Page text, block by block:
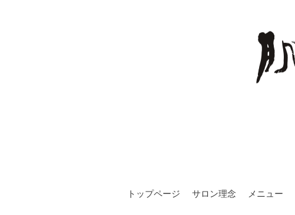
トップページ サロン理念 メニュー